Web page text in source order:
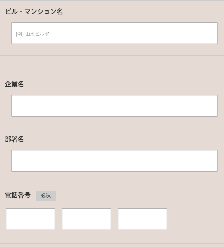
ビル・マンション名
企業名
部署名
電話番号 必須